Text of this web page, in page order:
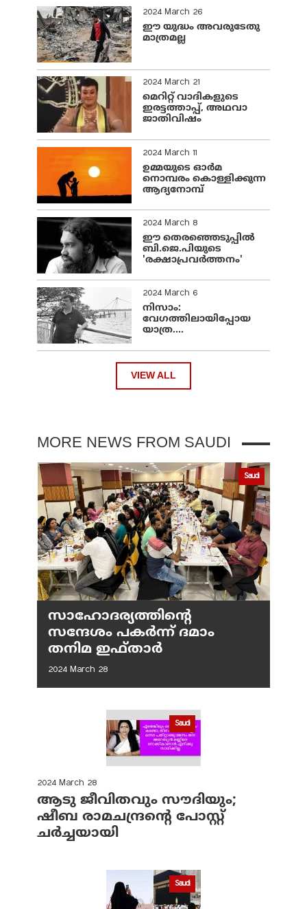
2024 March 26
ഈ യുദ്ധം അവരുടേതു
മാത്രമല്ല
2024 March 21
മെറിറ്റ് വാദികളുടെ
ഇരട്ടത്താപ്പ്, അഥവാ
ജാതിവിഷം
2024 March 11
ഉമ്മയുടെ ഓർമ
നൊമ്പരം കൊള്ളിക്കുന്ന
ആദ്യനോമ്പ്
2024 March 8
ഈ തെരഞ്ഞെടുപ്പില്‍
ബി.ജെ.പിയുടെ
'രക്ഷാപ്രവര്‍ത്തനം'
2024 March 6
നിസാം:
വേഗത്തിലായിപ്പോയ
യാത്ര....
VIEW ALL
MORE NEWS FROM SAUDI
Saudi
സാഹോദര്യത്തിന്റെ
സന്ദേശം പകർന്ന് ദമാം
തനിമ ഇഫ്‌താർ
2024 March 28
Saudi
2024 March 28
ആടു ജീവിതവും സൗദിയും;
ഷീബ രാമചന്ദ്രന്റെ പോസ്റ്റ്
ചര്‍ച്ചയായി
Saudi